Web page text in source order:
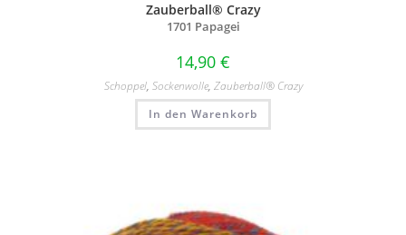
Zauberball® Crazy
1701 Papagei
14,90 €
Schoppel, Sockenwolle, Zauberball® Crazy
In den Warenkorb